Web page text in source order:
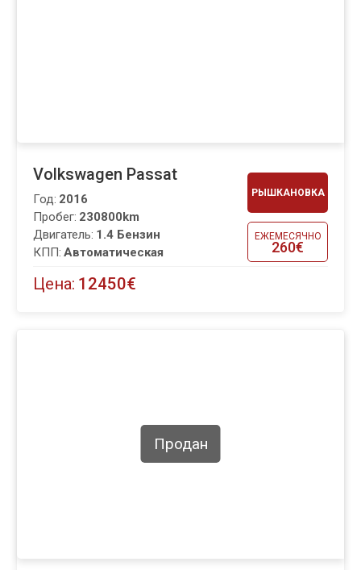
РЫШКАНОВКА
ЕЖЕМЕСЯЧНО
260€
Volkswagen Passat
Пробег: 230800km
Год: 2016
Двигатель: 1.4 Бензин
КПП: Автоматическая
Цена: 12450€
Продан